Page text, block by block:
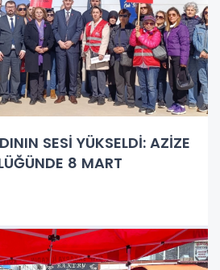
SESİ YÜKSELDİ: AZİZE
8 MART